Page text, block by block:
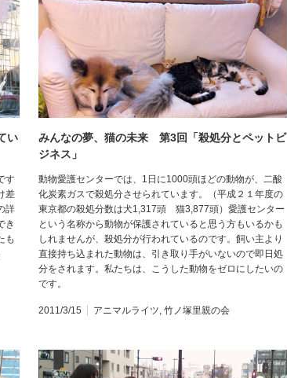
い
す
差
詳
き
も
みんなの夢、猫の未来 第3回「殺処分とペットビ
ジネス」
動物愛護センターでは、1日に1000頭ほどの動物が、二酸
化炭素ガスで殺処分させられています。（平成２１年度の
東京都の殺処分数は犬1,317頭 猫3,877頭）愛護センター
という名称から動物が保護されていると思う方もいるかも
しれませんが、殺処分が行われているのです。飼い主より
直接持ち込まれた動物は、引き取り手がいないので即日処
分をされます。私たちは、こうした動物をゼロにしたいの
です。
2011/3/15 アニマルライツ, 竹ノ塚里親の会